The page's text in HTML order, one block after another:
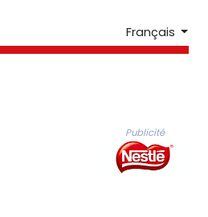
Français
Publicité